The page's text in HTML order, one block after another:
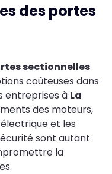
des portes
sectionnelles
coûteuses dans
entreprises à La
des moteurs,
et les
sont autant
la